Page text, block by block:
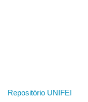
Repositório UNIFEI